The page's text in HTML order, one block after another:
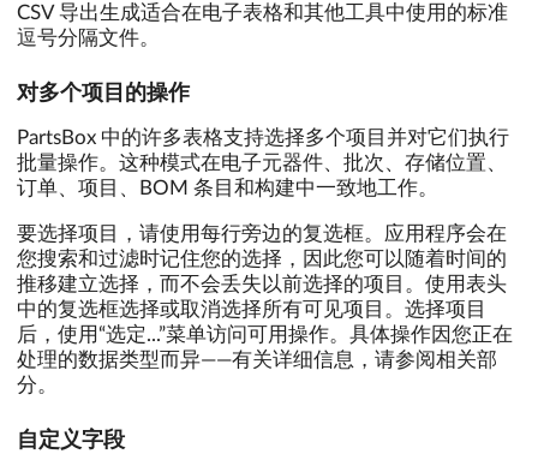
CSV 导出生成适合在电子表格和其他工具中使用的标准
逗号分隔文件。
对多个项目的操作
PartsBox 中的许多表格支持选择多个项目并对它们执行
批量操作。这种模式在电子元器件、批次、存储位置、
订单、项目、BOM 条目和构建中一致地工作。
要选择项目，请使用每行旁边的复选框。应用程序会在
您搜索和过滤时记住您的选择，因此您可以随着时间的
推移建立选择，而不会丢失以前选择的项目。使用表头
中的复选框选择或取消选择所有可见项目。选择项目
后，使用“选定...”菜单访问可用操作。具体操作因您正在
处理的数据类型而异——有关详细信息，请参阅相关部
分。
自定义字段